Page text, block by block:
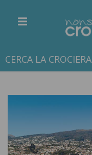
CERCA LA CROCIERA